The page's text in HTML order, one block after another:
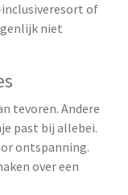
of
niet
tevoren. Andere
past bij allebei.
ontspanning.
over een